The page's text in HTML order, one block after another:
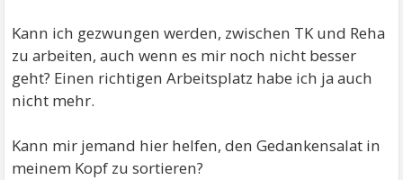
Kann ich gezwungen werden, zwischen TK und Reha
zu arbeiten, auch wenn es mir noch nicht besser
geht? Einen richtigen Arbeitsplatz habe ich ja auch
nicht mehr.
Kann mir jemand hier helfen, den Gedankensalat in
meinem Kopf zu sortieren?